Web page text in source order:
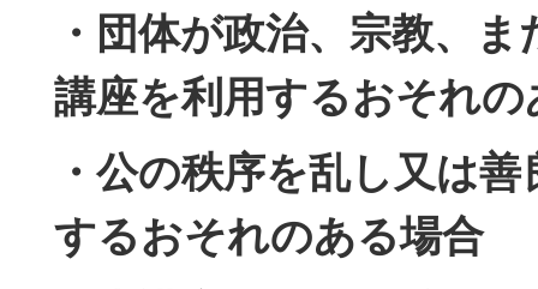
・団体が政治、宗教、
講座を利用するおそれの
・公の秩序を乱し又は
するおそれのある場合